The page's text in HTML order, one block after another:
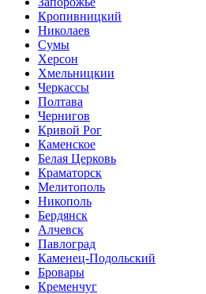
Кропивницкий
Николаев
Сумы
Херсон
Хмельницкии
Черкассы
Полтава
Чернигов
Кривой Рог
Каменское
Белая Церковь
Краматорск
Мелитополь
Никополь
Бердянск
Алчевск
Павлоград
Каменец-Подольский
Бровары
Кременчуг